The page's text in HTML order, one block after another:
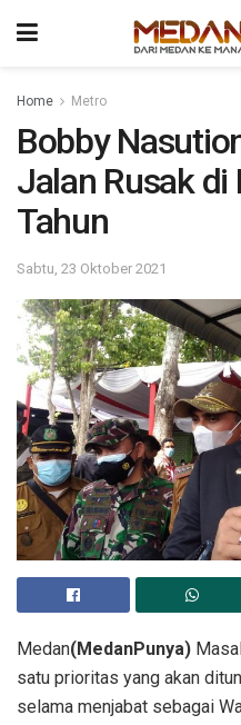
Home Metro
Bobby
Jalan Rusak
Tahun
Sabtu, 23 Oktober 2021
Medan(MedanPunya)
satu prioritas yang akan
selama menjabat sebagai